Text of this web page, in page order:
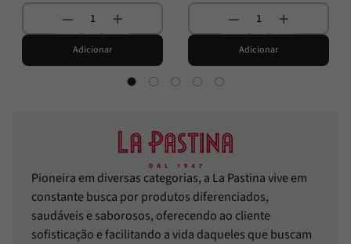
Adicionar Adicionar
Pioneira em diversas categorias, a La Pastina vive em
constante busca por produtos diferenciados,
saudáveis e saborosos, oferecendo ao cliente
sofisticação e facilitando a vida daqueles que buscam